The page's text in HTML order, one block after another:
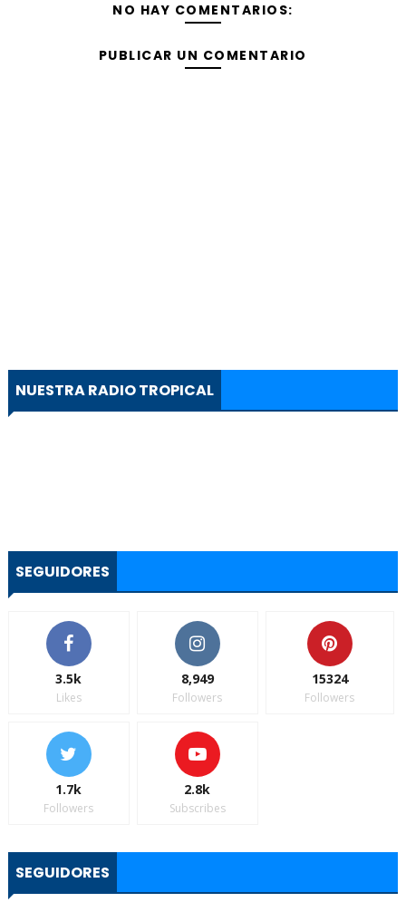
NO HAY COMENTARIOS:
PUBLICAR UN COMENTARIO
NUESTRA RADIO TROPICAL
SEGUIDORES
3.5k
Likes
8,949
Followers
15324
Followers
1.7k
Followers
2.8k
Subscribes
SEGUIDORES